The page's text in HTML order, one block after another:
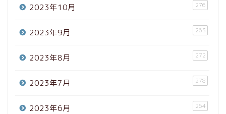
2023年10月 276
2023年9月 263
2023年8月 272
2023年7月 278
2023年6月 264